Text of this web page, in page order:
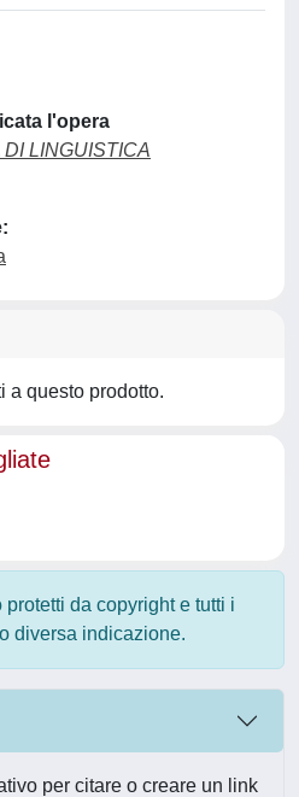
l'opera
LINGUISTICA
a questo prodotto.
protetti da copyright e tutti i
diversa indicazione.
per citare o creare un link